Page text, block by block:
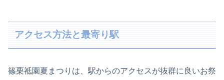
アクセス方法と最寄り駅
篠栗祗園夏まつりは、駅からのアクセスが抜群に良いお祭